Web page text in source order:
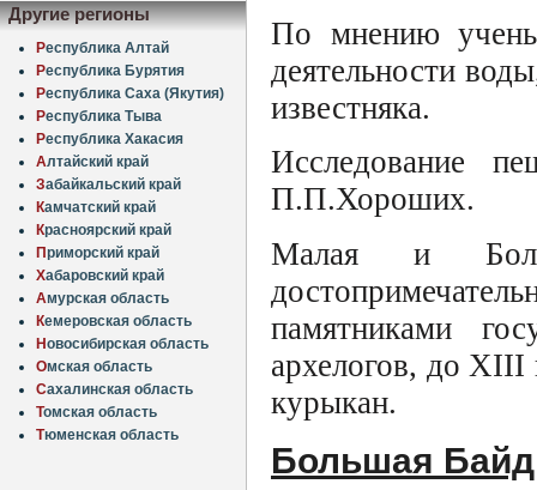
Другие регионы
Республика Алтай
Республика Бурятия
Республика Саха (Якутия)
Республика Тыва
Республика Хакасия
Алтайский край
Забайкальский край
Камчатский край
Красноярский край
Приморский край
Хабаровский край
Амурская область
Кемеровская область
Новосибирская область
Омская область
Сахалинская область
Томская область
Тюменская область
По мнению
деятельности
известняка.
Исследование
П.П.Хороших.
Малая и
памятниками
архелогов, до
курыкан.
Большая